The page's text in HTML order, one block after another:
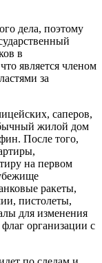
дела, поэтому
в
является членом
за
саперов,
жилой дом
После того,
на первом
ракеты,
пистолеты,
для изменения
организации с